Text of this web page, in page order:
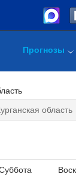
Прогнозы